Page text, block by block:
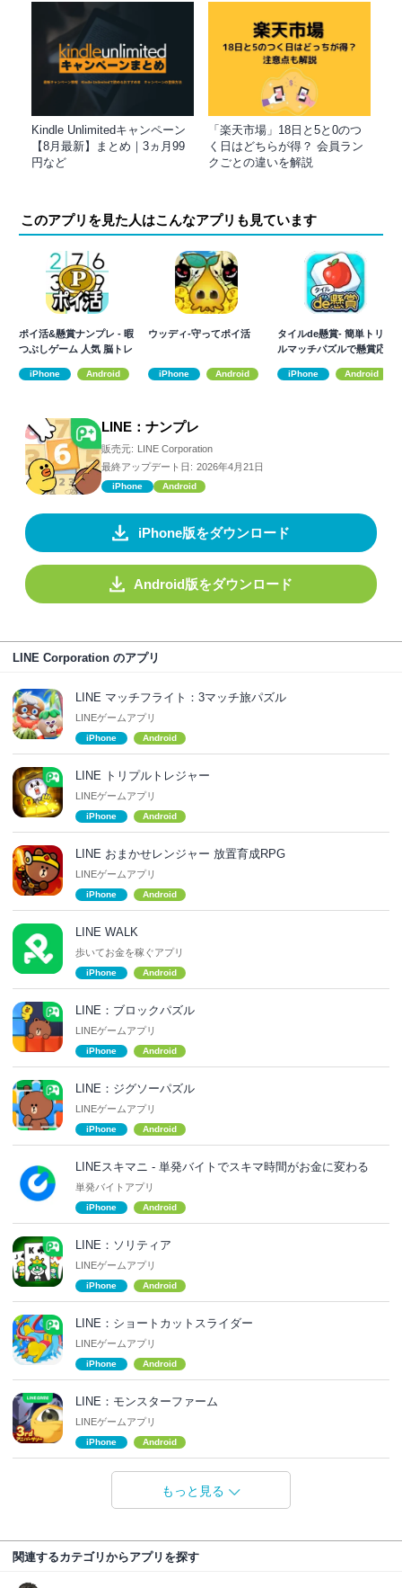
Kindle Unlimitedキャンペーン
【8月最新】まとめ｜3ヵ月99
円など
「楽天市場」18日と5と0のつ
く日はどちらが得？ 会員ラン
クごとの違いを解説
このアプリを見た人はこんなアプリも見ています
ポイ活&懸賞ナンプレ - 暇
つぶしゲーム 人気 脳トレ
iPhone Android
ウッディ-守ってポイ活
iPhone Android
タイルde懸賞- 簡単トリプ
ルマッチパズルで懸賞応
iPhone Android
LINE：ナンプレ
販売元: LINE Corporation
最終アップデート日: 2026年4月21日
iPhone Android
iPhone版をダウンロード
Android版をダウンロード
LINE Corporation のアプリ
LINE マッチフライト：3マッチ旅パズル
LINEゲームアプリ
iPhone Android
LINE トリプルトレジャー
LINEゲームアプリ
iPhone Android
LINE おまかせレンジャー 放置育成RPG
LINEゲームアプリ
iPhone Android
LINE WALK
歩いてお金を稼ぐアプリ
iPhone Android
LINE：ブロックパズル
LINEゲームアプリ
iPhone Android
LINE：ジグソーパズル
LINEゲームアプリ
iPhone Android
LINEスキマニ - 単発バイトでスキマ時間がお金に変わる
単発バイトアプリ
iPhone Android
LINE：ソリティア
LINEゲームアプリ
iPhone Android
LINE：ショートカットスライダー
LINEゲームアプリ
iPhone Android
LINE：モンスターファーム
LINEゲームアプリ
iPhone Android
もっと見る
関連するカテゴリからアプリを探す